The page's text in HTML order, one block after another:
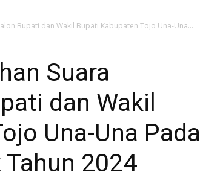
Bupati dan Wakil Bupati Kabupaten Tojo Una-Una...
Suara
dan Wakil
Una-Una Pada
2024